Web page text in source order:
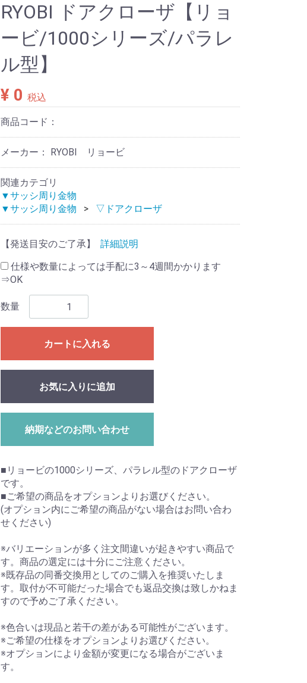
RYOBI ドアクローザ【リョ
ービ/1000シリーズ/パラレ
ル型】
¥ 0 税込
商品コード：
メーカー： RYOBI リョービ
関連カテゴリ
▼サッシ周り金物
▼サッシ周り金物
▽ドアクローザ
【発送目安のご了承】
詳細説明
仕様や数量によっては手配に3～4週間かかります
⇒OK
数量
カートに入れる
お気に入りに追加
納期などのお問い合わせ
■リョービの1000シリーズ、パラレル型のドアクローザ
です。
■ご希望の商品をオプションよりお選びください。
(オプション内にご希望の商品がない場合はお問い合わ
せください)
※バリエーションが多く注文間違いが起きやすい商品で
す。商品の選定には十分にご注意ください。
※既存品の同番交換用としてのご購入を推奨いたしま
す。取付が不可能だった場合でも返品交換は致しかねま
すので予めご了承ください。
※色合いは現品と若干の差がある可能性がございます。
※ご希望の仕様をオプションよりお選びください。
※オプションにより金額が変更になる場合がございま
す。